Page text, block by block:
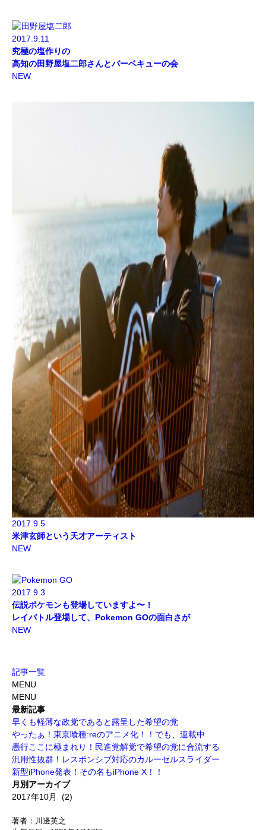
2017.9.11
究極の塩作りの
高知の田野屋塩二郎さんとバーベキューの会
NEW
2017.9.5
米津玄師という天才アーティスト
NEW
2017.9.3
伝説ポケモンも登場していますよ〜！
レイバトル登場して、Pokemon GOの面白さが
NEW
記事一覧
MENU
MENU
最新記事
早くも軽薄な政党であると露呈した希望の党
やったぁ！東京喰種:reのアニメ化！！でも、連載中
愚行ここに極まれり！民進党解党で希望の党に合流する
汎用性抜群！レスポンシブ対応のカルーセルスライダー
新型iPhone発表！その名もiPhone X！！
月別アーカイブ
著者：川邊英之